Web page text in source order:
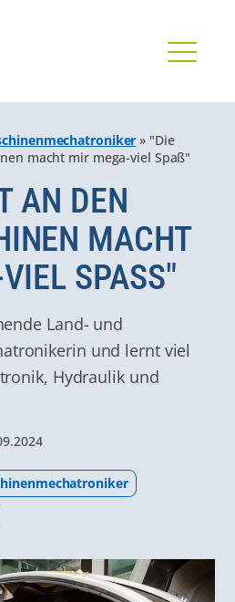
» "Die
macht mir mega-viel Spaß"
AN DEN
MACHT
SPASS"
Land- und
und lernt viel
Hydraulik und